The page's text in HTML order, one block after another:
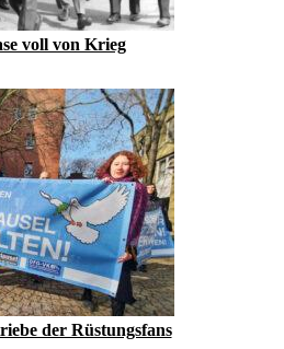
voll von Krieg
der Rüstungsfans